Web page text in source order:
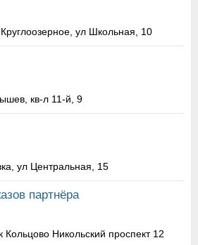
ул Школьная, 10
кв-л 11-й, 9
ул Центральная, 15
партнёра
Кольцово Никольский проспект 12